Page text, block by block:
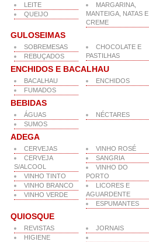
LEITE
QUEIJO
MARGARINA,
MANTEIGA, NATAS E
CREME
GULOSEIMAS
SOBREMESAS
REBUÇADOS
CHOCOLATE E
PASTILHAS
ENCHIDOS E BACALHAU
BACALHAU
FUMADOS
ENCHIDOS
BEBIDAS
ÁGUAS
SUMOS
NÉCTARES
ADEGA
CERVEJAS
CERVEJA
S/ALCOOL
VINHO TINTO
VINHO BRANCO
VINHO VERDE
VINHO ROSÉ
SANGRIA
VINHO DO
PORTO
LICORES E
AGUARDENTE
ESPUMANTES
QUIOSQUE
REVISTAS
HIGIENE
JORNAIS